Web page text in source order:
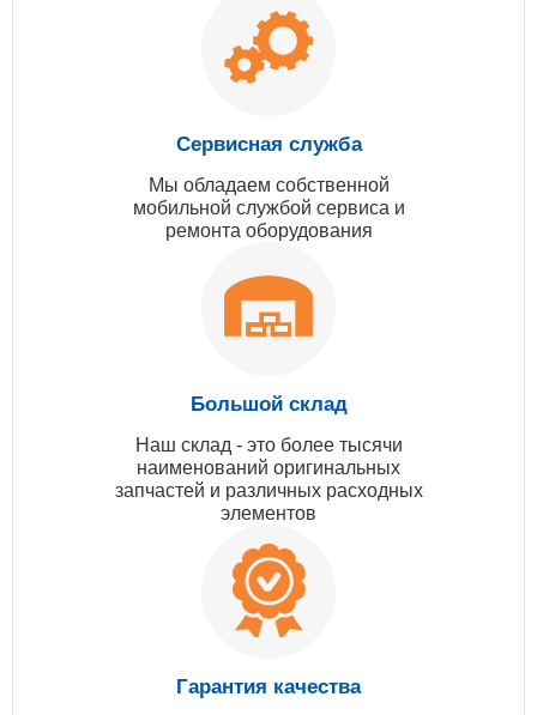
Сервисная служба
Мы обладаем собственной
мобильной службой сервиса и
ремонта оборудования
Большой склад
Наш склад - это более тысячи
наименований оригинальных
запчастей и различных расходных
элементов
Гарантия качества